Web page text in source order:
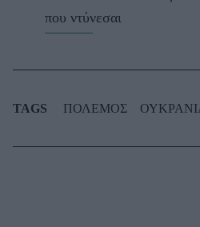
που ντύνεσαι
TAGS ΠΟΛΕΜΟΣ